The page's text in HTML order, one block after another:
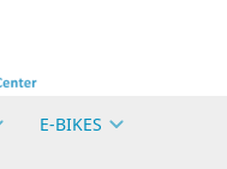
E-BIKES